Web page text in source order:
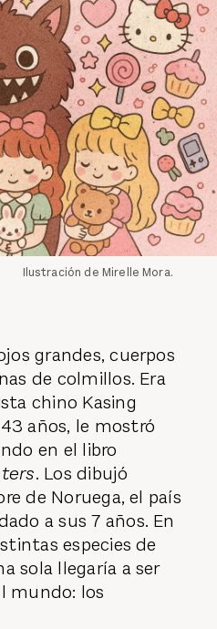
Ilustración de Mirelle Mora.
grandes, cuerpos
de colmillos. Era
chino Kasing
años, le mostró
en el libro
. Los dibujó
de Noruega, el país
a sus 7 años. En
especies de
sola llegaría a ser
mundo: los